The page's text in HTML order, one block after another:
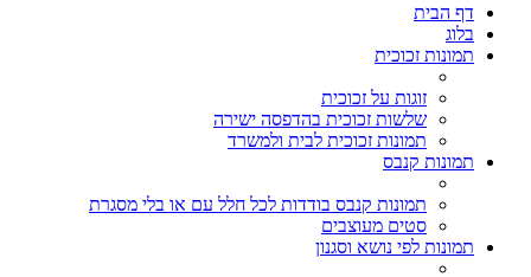
דף הבית
בלוג
תמונות זכוכית
זוגות על זכוכית
שלשות זכוכית בהדפסה ישירה
תמונות זכוכית לבית ולמשרד
תמונות קנבס
תמונות קנבס בודדות לכל חלל עם או בלי מסגרת
סטים מעוצבים
תמונות לפי נושא וסגנון